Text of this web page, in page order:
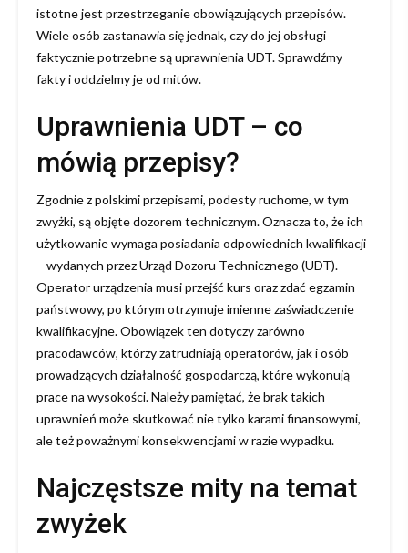
istotne jest przestrzeganie obowiązujących przepisów.
Wiele osób zastanawia się jednak, czy do jej obsługi
faktycznie potrzebne są uprawnienia UDT. Sprawdźmy
fakty i oddzielmy je od mitów.
Uprawnienia UDT – co
mówią przepisy?
Zgodnie z polskimi przepisami, podesty ruchome, w tym
zwyżki, są objęte dozorem technicznym. Oznacza to, że ich
użytkowanie wymaga posiadania odpowiednich kwalifikacji
– wydanych przez Urząd Dozoru Technicznego (UDT).
Operator urządzenia musi przejść kurs oraz zdać egzamin
państwowy, po którym otrzymuje imienne zaświadczenie
kwalifikacyjne. Obowiązek ten dotyczy zarówno
pracodawców, którzy zatrudniają operatorów, jak i osób
prowadzących działalność gospodarczą, które wykonują
prace na wysokości. Należy pamiętać, że brak takich
uprawnień może skutkować nie tylko karami finansowymi,
ale też poważnymi konsekwencjami w razie wypadku.
Najczęstsze mity na temat
zwyżek